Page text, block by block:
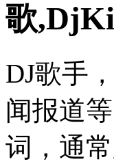
歌
DJ歌手
闻报道
词，通